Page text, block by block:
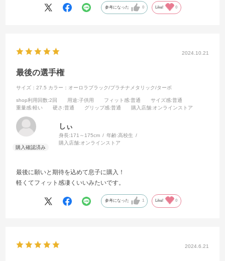
参考になった 0 Like! 0
2024.10.21
最後の選手権
サイズ：27.5 カラー：オーロラブラック/プラチナメタリック/ターボ
shop利用回数:2回 用途:子供用 フィット感:普通 サイズ感:普通
重量感:軽い 硬さ :普通 グリップ感:普通 購入店舗:オンラインストア
しぃ
身長:171～175cm 年齢:高校生
購入店舗:オンラインストア
最後に願いと期待を込めて息子に購入！
軽くてフィット感凄くいいみたいです。
参考になった 1 Like! 0
2024.6.21